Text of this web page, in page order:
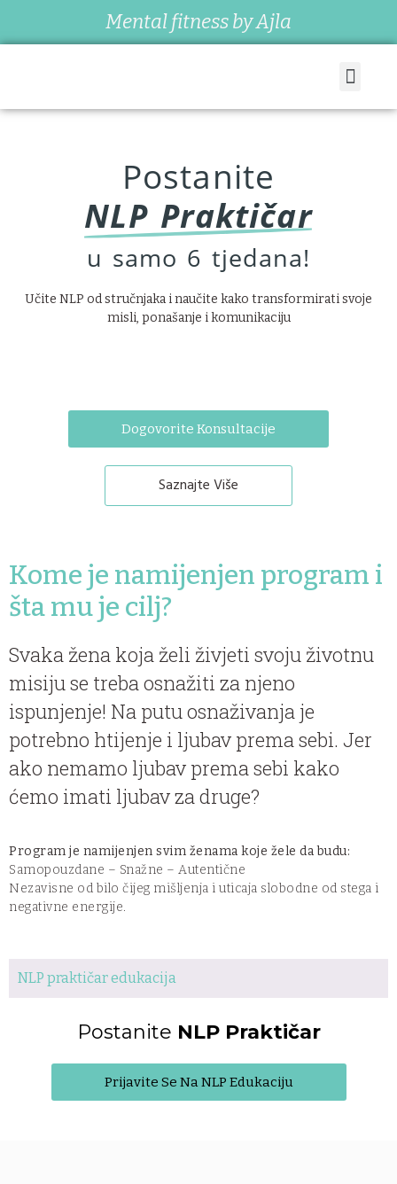
Mental fitness by Ajla
Postanite
NLP Praktičar
u samo 6 tjedana!
Učite NLP od stručnjaka i naučite kako transformirati svoje
misli, ponašanje i komunikaciju
Dogovorite Konsultacije
Saznajte Više
Kome je namijenjen program i
šta mu je cilj?
Svaka žena koja želi živjeti svoju životnu
misiju se treba osnažiti za njeno
ispunjenje! Na putu osnaživanja je
potrebno htijenje i ljubav prema sebi. Jer
ako nemamo ljubav prema sebi kako
ćemo imati ljubav za druge?
Program je namijenjen svim ženama koje žele da budu:
Samopouzdane – Snažne – Autentične
Nezavisne od bilo čijeg mišljenja i uticaja slobodne od stega i
negativne energije.
NLP praktičar edukacija
Postanite NLP Praktičar
Prijavite Se Na NLP Edukaciju